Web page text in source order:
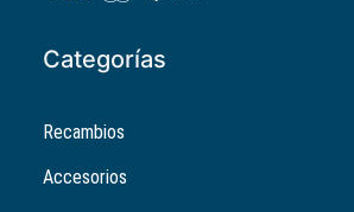
Categorías
Recambios
Accesorios